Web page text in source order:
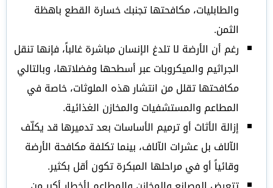
والطابليات، مكافحتها تجنبك خسارة القطع باهظة
الثمن.
رغم أن الأرضة لا تلدغ الإنسان مباشرة غالباً، فإنها تنقل
الجراثيم والميكروبات عبر أسطحها وفضلاتها، وبالتالي
مكافحتها تقلل من انتشار هذه الملوثات، خاصة في
المطاعم والمستشفيات والمخازن الغذائية.
إزالة الأثاث أو ترميم الأساسات بعد تدميرها قد يكلّف
الآلاف بل عشرات الآلاف، بينما تكلفة مكافحة الأرضة
وقائياً أو في مراحلها المبكرة تكون أقل بكثير.